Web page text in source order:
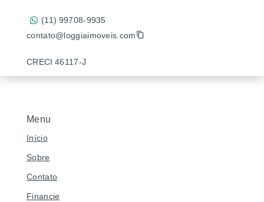
Menu
Início
Sobre
Contato
Financie
(11) 99708-9935
contato@loggiaimoveis.com
CRECI 46117-J